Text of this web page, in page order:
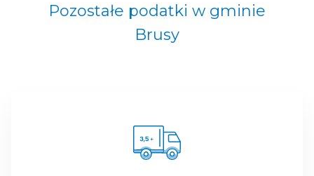
Pozostałe podatki w gminie
Brusy